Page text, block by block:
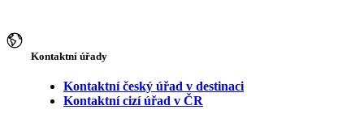
Kontaktní úřady
Kontaktní český úřad v destinaci
Kontaktní cizí úřad v ČR